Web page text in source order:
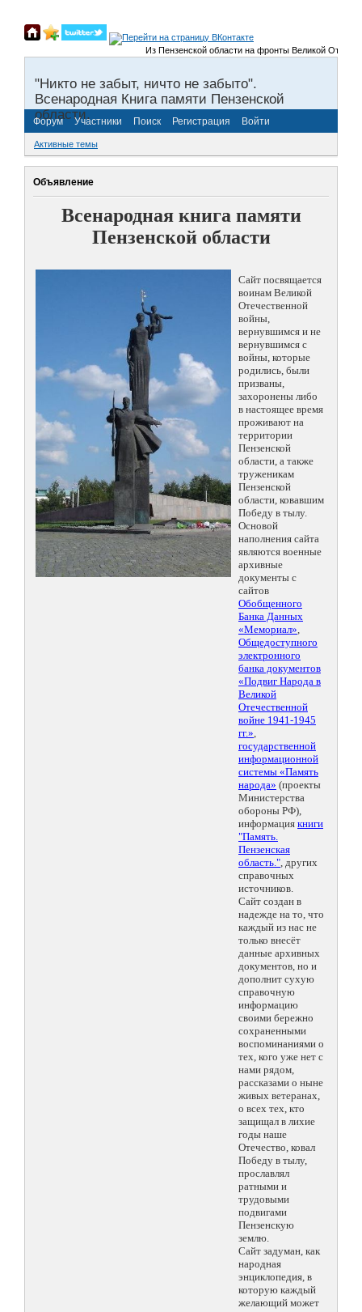
Из Пензенской области на фронты Великой
"Никто не забыт, ничто не забыто".
Всенародная Книга памяти Пензенской
области.
Форум Участники Поиск Регистрация Войти
Активные темы
Объявление
Всенародная книга памяти
Пензенской области
Сайт посвящается
воинам Великой
Отечественной
войны,
вернувшимся и не
вернувшимся с
войны, которые
родились, были
призваны,
захоронены либо
в настоящее время
проживают на
территории
Пензенской
области, а также
труженикам
Пензенской
области, ковавшим
Победу в тылу.
Основой
наполнения сайта
являются военные
архивные
документы с
сайтов
Обобщенного
Банка Данных
«Мемориал»,
Общедоступного
электронного
банка документов
«Подвиг Народа в
Великой
Отечественной
войне 1941-1945
гг.»,
государственной
информационной
системы «Память
народа» (проекты
Министерства
обороны РФ),
информация книги
"Память.
Пензенская
область.", других
справочных
источников.
Сайт создан в
надежде на то, что
каждый из нас не
только внесёт
данные архивных
документов, но и
дополнит сухую
справочную
информацию
своими бережно
сохраненными
воспоминаниями о
тех, кого уже нет с
нами рядом,
рассказами о ныне
живых ветеранах,
о всех тех, кто
защищал в лихие
годы наше
Отечество, ковал
Победу в тылу,
прославлял
ратными и
трудовыми
подвигами
Пензенскую
землю.
Сайт задуман, как
народная
энциклопедия, в
которую каждый
желающий может